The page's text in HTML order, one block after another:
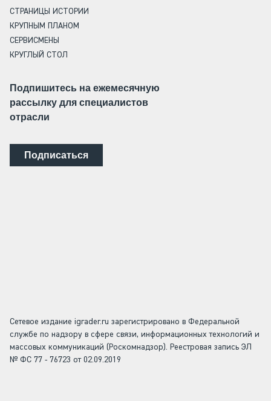
СТРАНИЦЫ ИСТОРИИ
КРУПНЫМ ПЛАНОМ
СЕРВИСМЕНЫ
КРУГЛЫЙ СТОЛ
Подпишитесь на ежемесячную
рассылку для специалистов
отрасли
Подписаться
Сетевое издание igrader.ru зарегистрировано в Федеральной
службе по надзору в сфере связи, информационных технологий и
массовых коммуникаций (Роскомнадзор). Реестровая запись ЭЛ
№ ФС 77 - 76723 от 02.09.2019